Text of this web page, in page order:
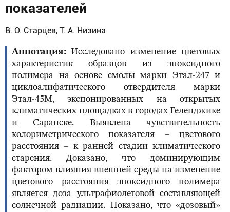
показателей
В. О. Старцев, Т. А. Низина
Аннотация
Исследовано изменение цветовых
характеристик образцов из эпоксидного
полимера на основе смолы марки Этал-247 и
циклоалифатического отвердителя марки
Этал-45М, экспонированных на открытых
климатических площадках в городах Геленджике
и Саранске. Выявлена чувствительность
колориметрического показателя – цветового
расстояния – к ранней стадии климатического
старения. Доказано, что доминирующим
фактором влияния внешней среды на изменение
цветового расстояния эпоксидного полимера
является доза ультрафиолетовой составляющей
солнечной радиации. Показано, что «дозовый»